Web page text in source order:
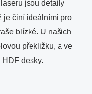
jsou detaily
je činí ideálními pro
blízké. U našich
překližku, a ve
desky.